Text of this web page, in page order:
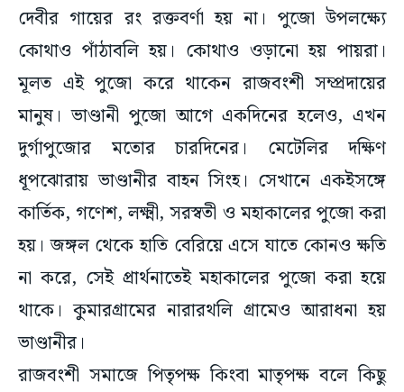
দেবীর গায়ের রং রক্তবর্ণা হয় না। পুজো উপলক্ষ্যে
কোথাও পাঁঠাবলি হয়। কোথাও ওড়ানো হয় পায়রা।
মূলত এই পুজো করে থাকেন রাজবংশী সম্প্রদায়ের
মানুষ। ভাণ্ডানী পুজো আগে একদিনের হলেও, এখন
দুর্গাপুজোর মতোর চারদিনের। মেটেলির দক্ষিণ
ধূপঝোরায় ভাণ্ডানীর বাহন সিংহ। সেখানে একইসঙ্গে
কার্তিক, গণেশ, লক্ষ্মী, সরস্বতী ও মহাকালের পুজো করা
হয়। জঙ্গল থেকে হাতি বেরিয়ে এসে যাতে কোনও ক্ষতি
না করে, সেই প্রার্থনাতেই মহাকালের পুজো করা হয়ে
থাকে। কুমারগ্রামের নারারথলি গ্রামেও আরাধনা হয়
ভাণ্ডানীর।
রাজবংশী সমাজে পিতৃপক্ষ কিংবা মাতৃপক্ষ বলে কিছু